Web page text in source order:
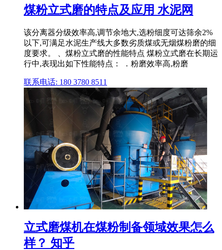
煤粉立式磨的特点及应用 水泥网
该分离器分级效率高,调节余地大,选粉细度可达筛余2%
以下,可满足水泥生产线大多数劣质煤或无烟煤粉磨的细
度要求。 、煤粉立式磨的性能特点 煤粉立式磨在长期运
行中,表现出如下性能特点： ．粉磨效率高,粉磨
联系电话: 180 3780 8511
立式磨煤机在煤粉制备领域效果怎么
样？ 知乎